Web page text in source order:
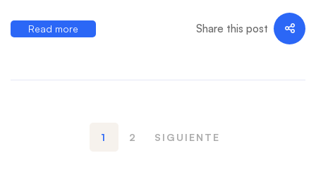
Read more Share this post
1 2 SIGUIENTE